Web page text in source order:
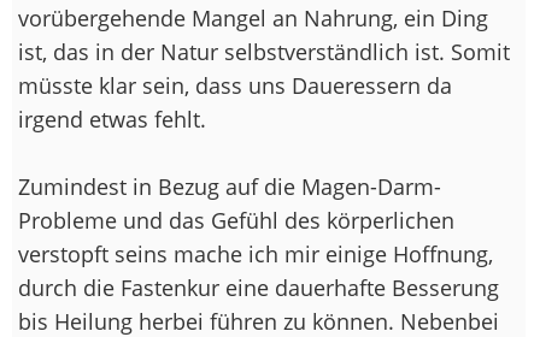
vorübergehende Mangel an Nahrung, ein Ding
ist, das in der Natur selbstverständlich ist. Somit
müsste klar sein, dass uns Daueressern da
irgend etwas fehlt.
Zumindest in Bezug auf die Magen-Darm-
Probleme und das Gefühl des körperlichen
verstopft seins mache ich mir einige Hoffnung,
durch die Fastenkur eine dauerhafte Besserung
bis Heilung herbei führen zu können. Nebenbei